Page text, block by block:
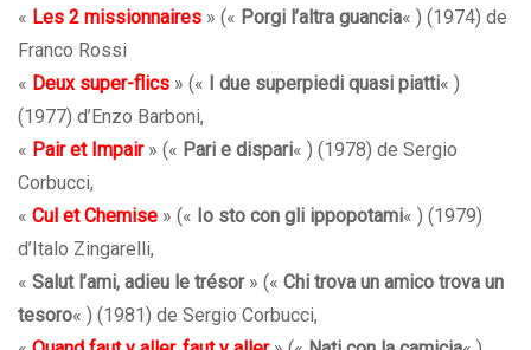
« Les 2 missionnaires » (« Porgi l’altra guancia« ) (1974) de
Franco Rossi
« Deux super-flics » (« I due superpiedi quasi piatti« )
(1977) d’Enzo Barboni,
« Pair et Impair» (« Pari e dispari« ) (1978) de Sergio
Corbucci,
« Cul et Chemise » (« Io sto con gli ippopotami« ) (1979)
d’Italo Zingarelli,
« Salut l’ami, adieu le trésor» (« Chi trova un amico trova un
tesoro« ) (1981) de Sergio Corbucci,